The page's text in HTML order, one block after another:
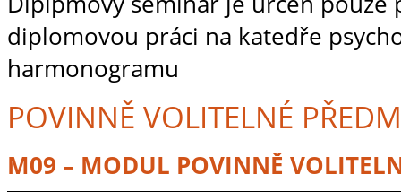
diplomovou práci na katedře
harmonogramu
POVINNĚ VOLITELNÉ
M09 – MODUL POVINNĚ